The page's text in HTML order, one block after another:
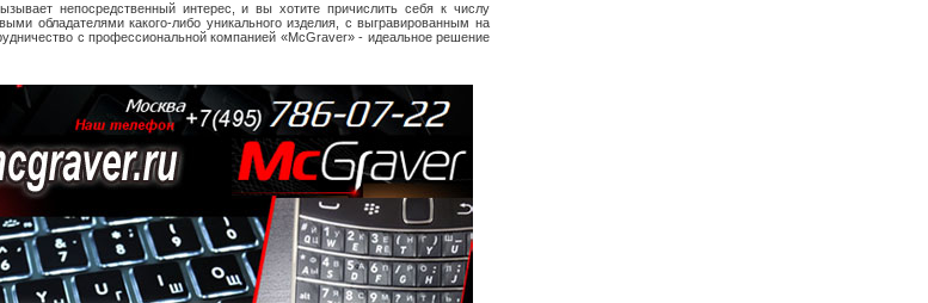
непосредственный интерес, и вы хотите причислить себя к числу
обладателями какого-либо уникального изделия, с выгравированным на
с профессиональной компанией «McGraver» - идеальное решение